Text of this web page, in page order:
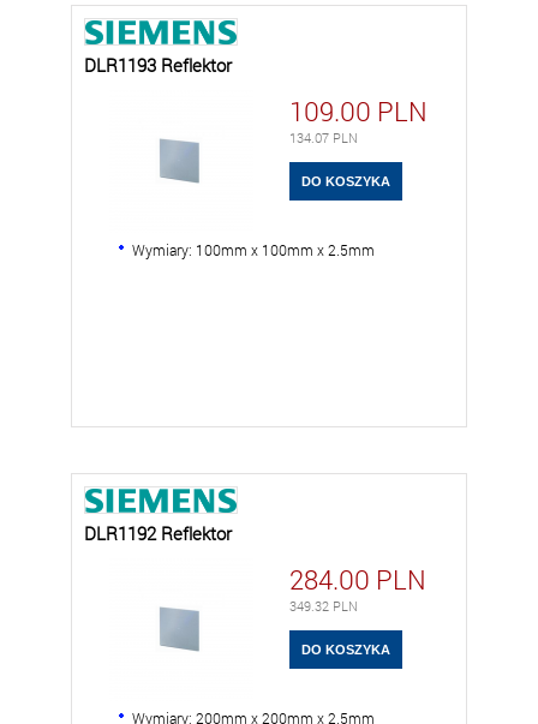
DLR1193 Reflektor
109.00 PLN
134.07 PLN
Wymiary: 100mm x 100mm x 2.5mm
DLR1192 Reflektor
284.00 PLN
349.32 PLN
Wymiary: 200mm x 200mm x 2.5mm